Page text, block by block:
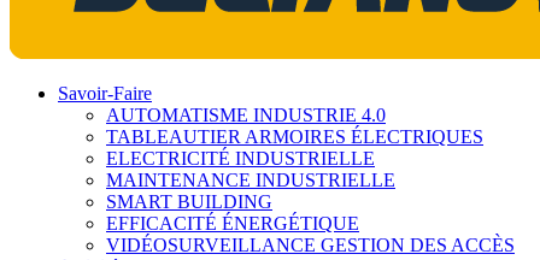
Savoir-Faire
AUTOMATISME INDUSTRIE 4.0
TABLEAUTIER ARMOIRES ÉLECTRIQUES
ELECTRICITÉ INDUSTRIELLE
MAINTENANCE INDUSTRIELLE
SMART BUILDING
EFFICACITÉ ÉNERGÉTIQUE
VIDÉOSURVEILLANCE GESTION DES ACCÈS